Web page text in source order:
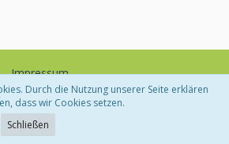
Impressum
Software:
Durch die Nutzung unserer Seite erklären
dass wir Cookies setzen.
Schließen